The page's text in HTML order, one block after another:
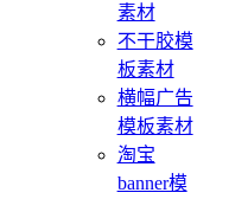
素材
不干胶模
板素材
横幅广告
模板素材
淘宝
banner模